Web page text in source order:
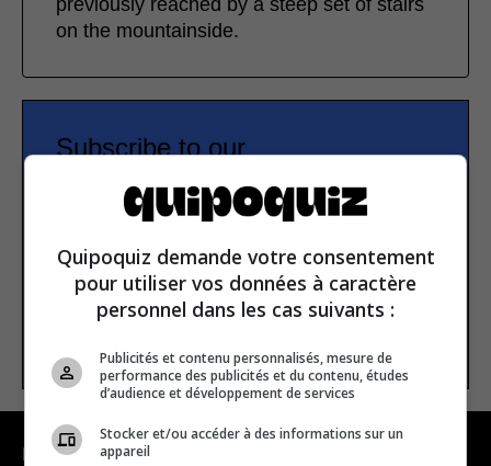
previously reached by a steep set of stairs
on the mountainside.
Subscribe to our
Email address
NAVIGATION
Quipoquiz demande votre consentement
pour utiliser vos données à caractère
personnel dans les cas suivants :
Publicités et contenu personnalisés, mesure de
performance des publicités et du contenu, études
d’audience et développement de services
Stocker et/ou accéder à des informations sur un
appareil